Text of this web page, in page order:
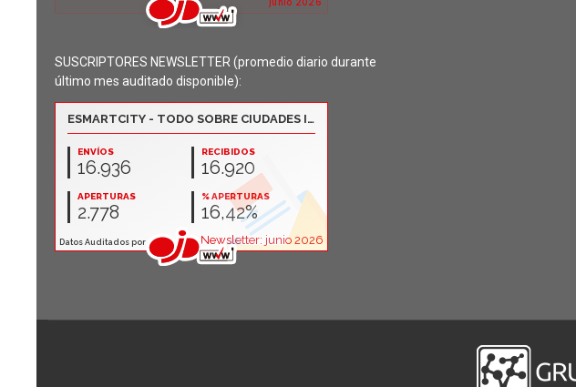
SUSCRIPTORES NEWSLETTER (promedio diario durante
último mes auditado disponible):